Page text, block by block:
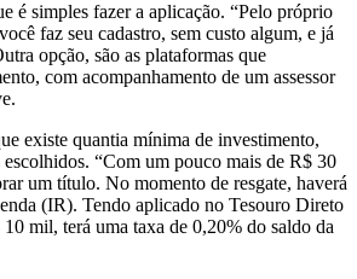
é simples fazer a aplicação. “Pelo próprio
faz seu cadastro, sem custo algum, e já
opção, são as plataformas que
com acompanhamento de um assessor
existe quantia mínima de investimento,
“Com um pouco mais de R$ 30
um título. No momento de resgate, haverá
(IR). Tendo aplicado no Tesouro Direto
mil, terá uma taxa de 0,20% do saldo da